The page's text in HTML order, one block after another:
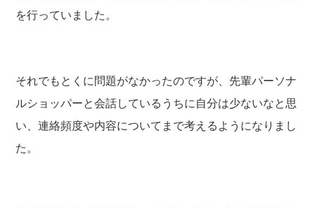
を行っていました。
それでもとくに問題がなかったのですが、先輩パーソナ
ルショッパーと会話しているうちに自分は少ないなと思
い、連絡頻度や内容についてまで考えるようになりまし
た。